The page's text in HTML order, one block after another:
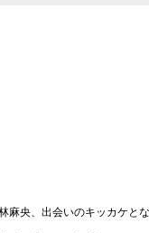
麻央、出会いのキッカケと